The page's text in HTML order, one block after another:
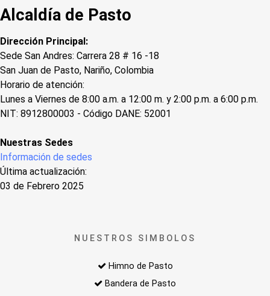
Alcaldía de Pasto
Dirección Principal:
Sede San Andres: Carrera 28 # 16 -18
San Juan de Pasto, Nariño, Colombia
Horario de atención:
Lunes a Viernes de 8:00 a.m. a 12:00 m. y 2:00 p.m. a 6:00 p.m.
NIT: 8912800003 - Código DANE: 52001
Nuestras Sedes
Información de sedes
Última actualización:
03 de Febrero 2025
NUESTROS SIMBOLOS
Himno de Pasto
Bandera de Pasto